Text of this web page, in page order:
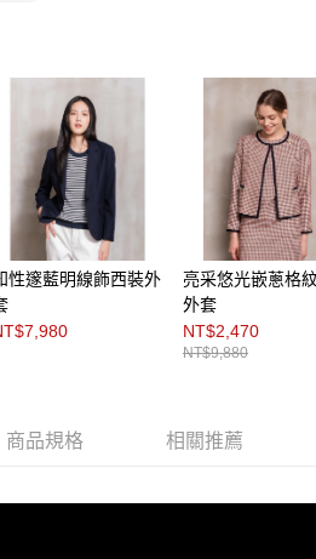
供個人資料，並將交易相關給付款項請求債
覽以下網址：
法定代理人或監護人之同意方可使用
意申辦者引起之損失，本公司不負相關責
，將依據個別帳號之用戶狀況，依本公司即
仍有額度不足之情形，本公司將視審查結果
用他人資訊註冊。若發現惡意使用之情形，
該用戶之使用額度並採取法律行動。
性邃藍明線飾西裝外
亮采悠光嵌蔥格
外套
NT$2,470
NT$9,880
商品規格 相關推薦